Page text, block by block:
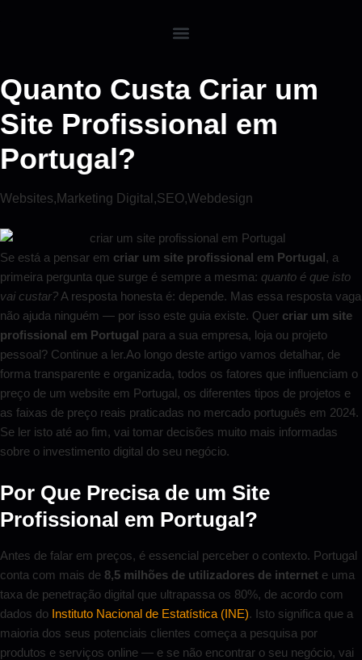
Quanto Custa Criar um
Site Profissional em
Portugal?
Websites, Marketing Digital ,SEO,Webdesign
Se está a pensar em criar um site profissional em Portugal, a
primeira pergunta que surge é sempre a mesma: quanto é que isto
vai custar? A resposta honesta é: depende. Mas essa resposta vaga
não ajuda ninguém — por isso este guia existe. Quer criar um site
profissional em Portugal para a sua empresa, loja ou projeto
pessoal? Continue a ler.Ao longo deste artigo vamos detalhar, de
forma transparente e organizada, todos os fatores que influenciam o
preço de um website em Portugal, os diferentes tipos de projetos e
as faixas de preço reais praticadas no mercado português em 2024.
Se ler isto até ao fim, vai tomar decisões muito mais informadas
sobre o investimento digital do seu negócio.
Por Que Precisa de um Site
Profissional em Portugal?
Antes de falar em preços, é essencial perceber o contexto. Portugal
conta com mais de 8,5 milhões de utilizadores de internet e uma
taxa de penetração digital que ultrapassa os 80%, de acordo com
dados do Instituto Nacional de Estatística (INE). Isto significa que a
maioria dos seus potenciais clientes começa a pesquisa por
produtos e serviços online — e se não encontrar o seu negócio, vai